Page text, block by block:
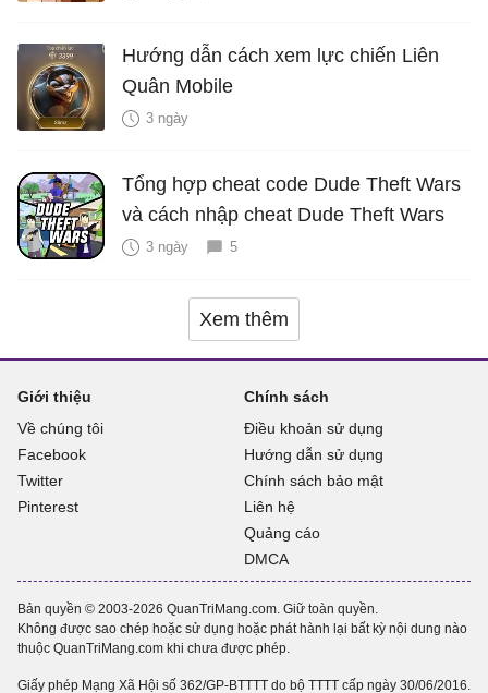
Hướng dẫn cách xem lực chiến Liên
Quân Mobile
3 ngày
Tổng hợp cheat code Dude Theft Wars
và cách nhập cheat Dude Theft Wars
3 ngày 5
Xem thêm
Giới thiệu
Về chúng tôi
Facebook
Twitter
Pinterest
Chính sách
Điều khoản sử dụng
Hướng dẫn sử dụng
Chính sách bảo mật
Liên hệ
Quảng cáo
DMCA
Bản quyền © 2003-2026 QuanTriMang.com. Giữ toàn quyền.
Không được sao chép hoặc sử dụng hoặc phát hành lại bất kỳ nội dung nào
thuộc QuanTriMang.com khi chưa được phép.
Giấy phép Mạng Xã Hội số 362/GP-BTTTT do bộ TTTT cấp ngày 30/06/2016.